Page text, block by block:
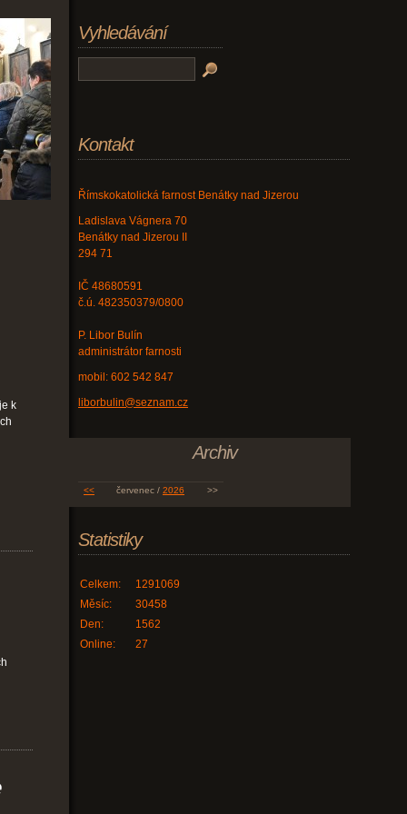
k
Vyhledávání
Kontakt
Římskokatolická farnost Benátky nad Jizerou
Ladislava Vágnera 70
Benátky nad Jizerou II
294 71
IČ 48680591
č.ú. 482350379/0800
P. Libor Bulín
administrátor farnosti
mobil: 602 542 847
liborbulin@seznam.cz
Archiv
<< červenec / 2026 >>
Statistiky
Online: 27
Celkem:
1291069
Měsíc:
30458
Den:
1562